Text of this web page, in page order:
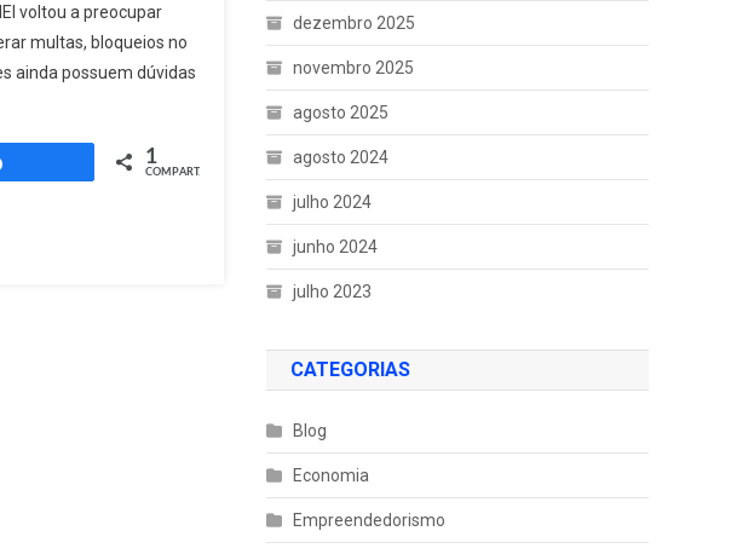
voltou a preocupar
multas, bloqueios no
ainda possuem dúvidas
Compartilhar 1
COMPART.
dezembro 2025
novembro 2025
agosto 2025
agosto 2024
julho 2024
junho 2024
julho 2023
CATEGORIAS
Blog
Economia
Empreendedorismo